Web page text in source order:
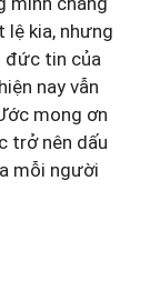
lệ kia, nhưng
đức tin của
nay vẫn
mong ơn
trở nên dấu
mỗi người